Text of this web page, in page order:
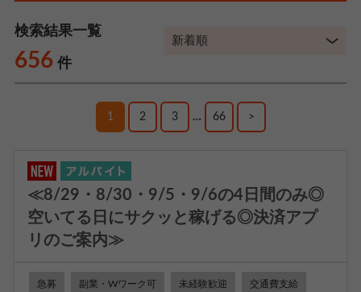
検索結果一覧
656 件
1 2 3 … 66 >
≪8/29・8/30・9/5・9/6の4日間のみ◎
空いてる日にサクッと稼げる◎決済アプ
リのご案内≫
急募 副業・Wワーク可 未経験歓迎 交通費支給